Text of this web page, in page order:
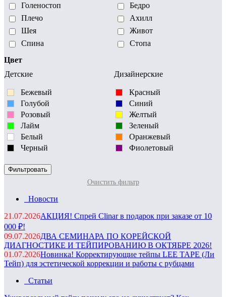
Голеностоп
Плечо
Шея
Спина
Бедро
Ахилл
Живот
Стопа
Цвет
Детские
Дизайнерские
Бежевый
Голубой
Розовый
Лайм
Белый
Черный
Красный
Синий
Желтый
Зеленый
Оранжевый
Фиолетовый
Очистить фильтр
Новости
21.07.2026АКЦИЯ! Спрей Clinar в подарок при заказе от 10
000 ₽!
09.07.2026ДВА СЕМИНАРА ПО КОРЕЙСКОЙ
ДИАГНОСТИКЕ И ТЕЙПИРОВАНИЮ В ОКТЯБРЕ 2026!
01.07.2026Новинка! Корректирующие тейпы LEE TAPE (Ли
Тейп) для эстетической коррекции и работы с рубцами
Статьи